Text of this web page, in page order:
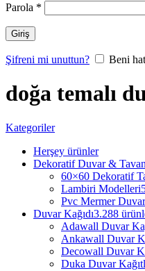
Parola *
Giriş
Şifreni mi unuttun? Beni
doğa temalı
Kategoriler
Herşey ürünler
Dekoratif Duvar &
60×60 Dekoratif
Lambiri Modelleri
Pvc Mermer
Duvar Kağıdı3.288
Adawall Duvar
Ankawall Duvar
Decowall Duvar
Duka Duvar